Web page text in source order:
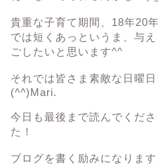
貴重な子育て期間、18年20
では短くあっというま、与
ごしたいと思います^^
それでは皆さま素敵な日曜
(^^)Mari.
今日も最後まで読んでくだ
た！
ブログを書く励みになりま